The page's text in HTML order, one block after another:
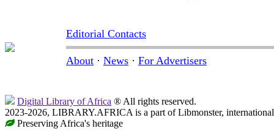
Editorial Contacts
About · News · For Advertisers
Digital Library of Africa ® All rights reserved.
2023-2026, LIBRARY.AFRICA is a part of Libmonster,
Preserving Africa's heritage